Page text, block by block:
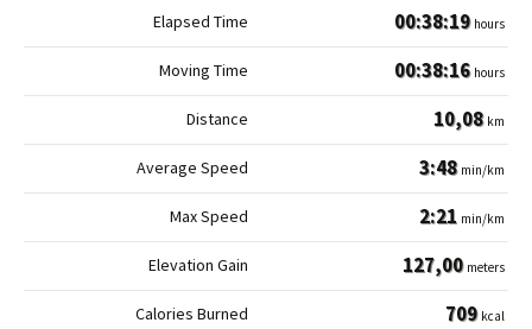
00:38:19 hours
00:38:16 hours
10,08 km
3:48 min/km
2:21 min/km
127,00 meters
709 kcal